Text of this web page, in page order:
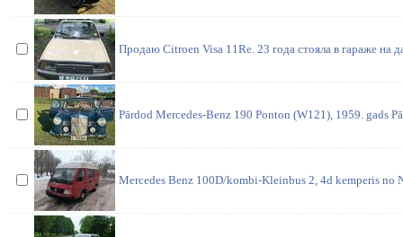
Продаю Citroen Visa 11Re. 23 года стояла в гараже на
Pārdod Mercedes-Benz 190 Ponton (W121), 1959. gads
Mercedes Benz 100D/kombi-Kleinbus 2, 4d kemperis no